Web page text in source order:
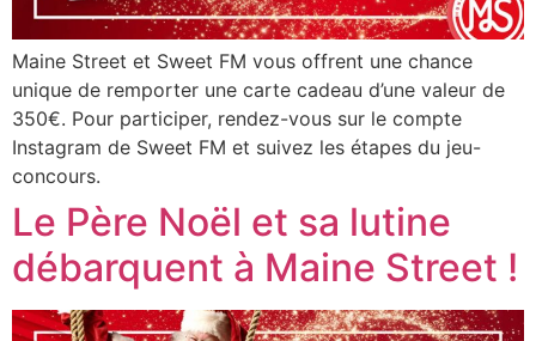
Maine Street et Sweet FM vous offrent une chance
unique de remporter une carte cadeau d’une valeur de
350€. Pour participer, rendez-vous sur le compte
Instagram de Sweet FM et suivez les étapes du jeu-
concours.
Le Père Noël et sa lutine
débarquent à Maine Street !